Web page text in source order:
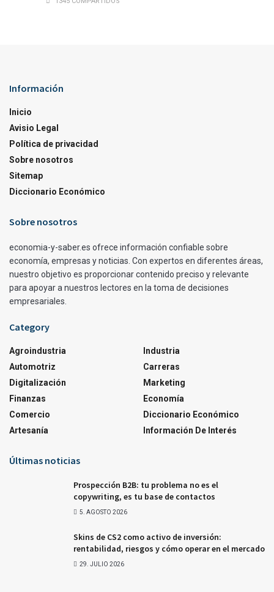
Información
Inicio
Avisio Legal
Política de privacidad
Sobre nosotros
Sitemap
Diccionario Económico
Sobre nosotros
economia-y-saber.es ofrece información confiable sobre
economía, empresas y noticias. Con expertos en diferentes áreas,
nuestro objetivo es proporcionar contenido preciso y relevante
para apoyar a nuestros lectores en la toma de decisiones
empresariales.
Category
Agroindustria
Automotriz
Digitalización
Finanzas
Comercio
Artesanía
Industria
Carreras
Marketing
Economía
Diccionario Económico
Información De Interés
Últimas noticias
Prospección B2B: tu problema no es el
copywriting, es tu base de contactos
5. AGOSTO 2026
Skins de CS2 como activo de inversión:
rentabilidad, riesgos y cómo operar en el mercado
29. JULIO 2026